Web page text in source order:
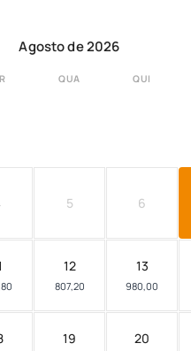
Agosto de 2026
QUA QUI
5 6
12
807,20
13
980,00
19 20